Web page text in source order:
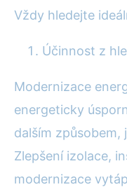
Vždy hledejte
Účinnost z
Modernizace
energeticky
dalším způsobem,
Zlepšení izolace,
modernizace